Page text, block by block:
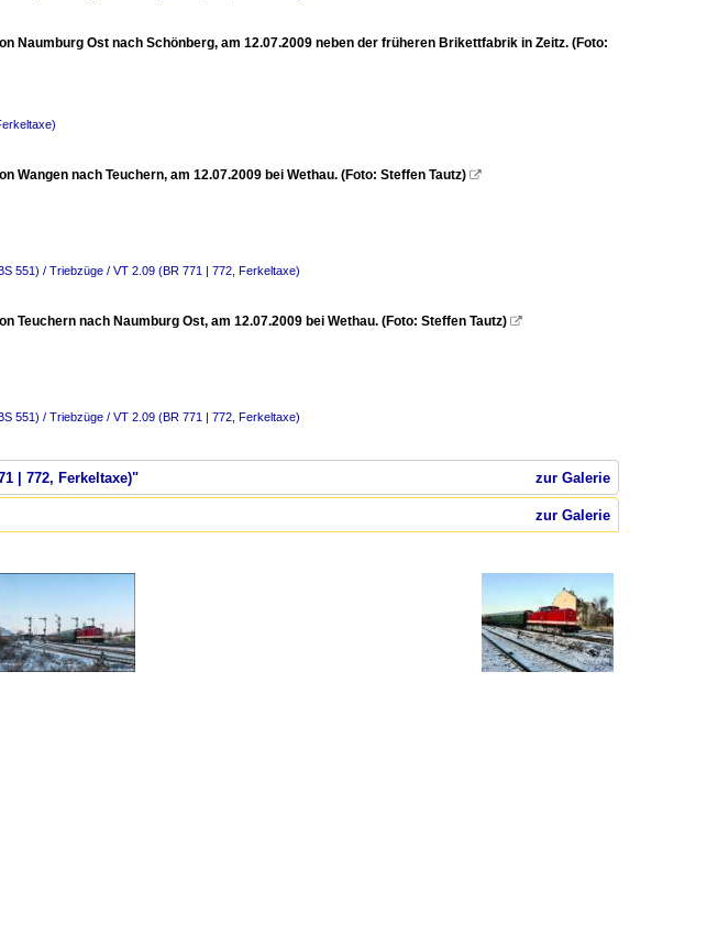
Naumburg Ost nach Schönberg, am 12.07.2009 neben der früheren Brikettfabrik in Zeitz. (Foto:
Wangen nach Teuchern, am 12.07.2009 bei Wethau. (Foto: Steffen Tautz) 
551) / Triebzüge / VT 2.09 (BR 771 | 772, Ferkeltaxe)
Teuchern nach Naumburg Ost, am 12.07.2009 bei Wethau. (Foto: Steffen Tautz) 
551) / Triebzüge / VT 2.09 (BR 771 | 772, Ferkeltaxe)
zur Galerie
| 772, Ferkeltaxe)"
zur Galerie